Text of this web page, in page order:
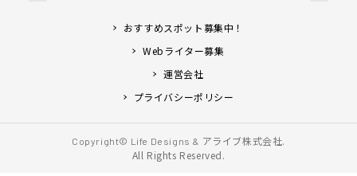
おすすめスポット募集中！
Webライター募集
運営会社
プライバシーポリシー
Copyright© Life Designs & アライブ株式会社.
All Rights Reserved.